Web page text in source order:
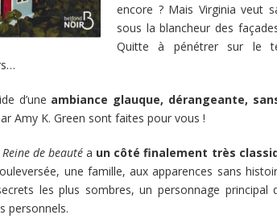
encore ? Mais Virginia veut
sous la blancheur des
Quitte à pénétrer sur le
d’une ambiance glauque, dérangeante,
Amy K. Green sont faites pour vous !
Reine de beauté a un côté finalement très
une famille, aux apparences sans
les plus sombres, un personnage
personnels.